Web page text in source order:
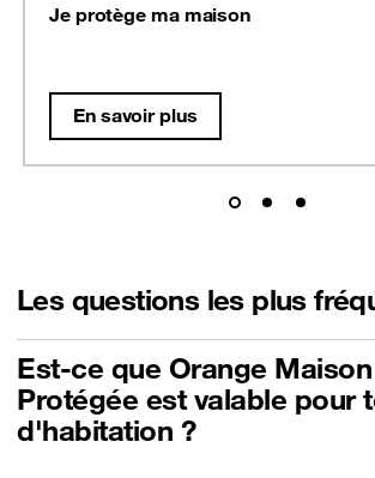
Je protège ma maison
En savoir plus
Les questions les plus
Est-ce que Orange Maison
Protégée est valable pour
d'habitation ?